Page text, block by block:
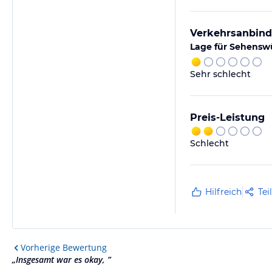
Lage für
Sehr schlecht
Preis-Leistung
Schlecht
Hilfreich
Vorherige Bewertung
„Insgesamt war es okay, ”